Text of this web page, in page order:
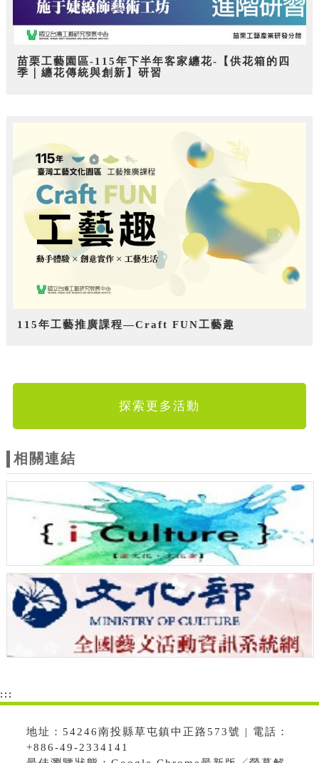
苗栗工藝園區-115年下半年客家纏花-【供花箱的四
季｜纏花傳統與創新】研習
115年工藝推廣課程—Craft FUN工藝趣
探索更多活動
相關連結
:::
地址：54246南投縣草屯鎮中正路573號 | 電話：
+886-49-2334141